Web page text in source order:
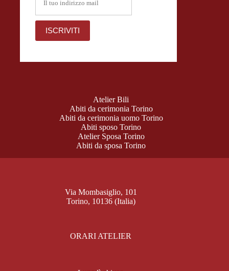
Atelier Bili
Abiti da cerimonia Torino
Abiti da cerimonia uomo Torino
Abiti sposo Torino
Atelier Sposa Torino
Abiti da sposa Torino
Via Mombasiglio, 101
Torino, 10136 (Italia)
ORARI ATELIER